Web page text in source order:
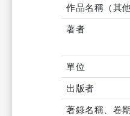
作品名稱（其
著者
單位
出版者
著錄名稱、卷